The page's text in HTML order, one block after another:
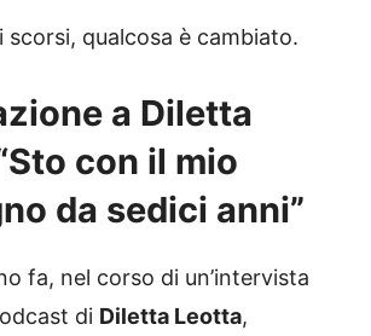
scorsi, qualcosa è cambiato.
a Diletta
con il mio
da sedici anni”
fa, nel corso di un’intervista
di Diletta Leotta,